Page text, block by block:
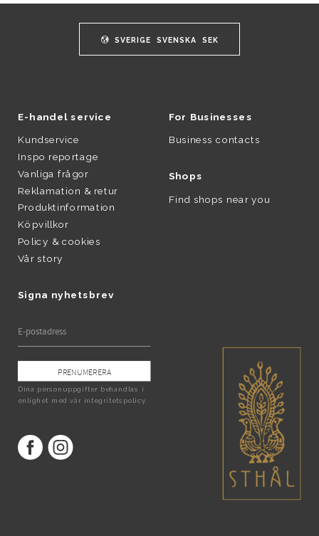
SVERIGE SVENSKA SEK
E-handel service
Kundservice
Inspo reportage
Vanliga frågor
Reklamation & retur
Produktinformation
Köpvillkor
Policy & cookies
Vår story
Signa nyhetsbrev
PRENUMERERA
Dina personuppgifter behandlas i
enlighet med vår integritetspolicy.
For Businesses
Business contacts
Shops
Find shops near you